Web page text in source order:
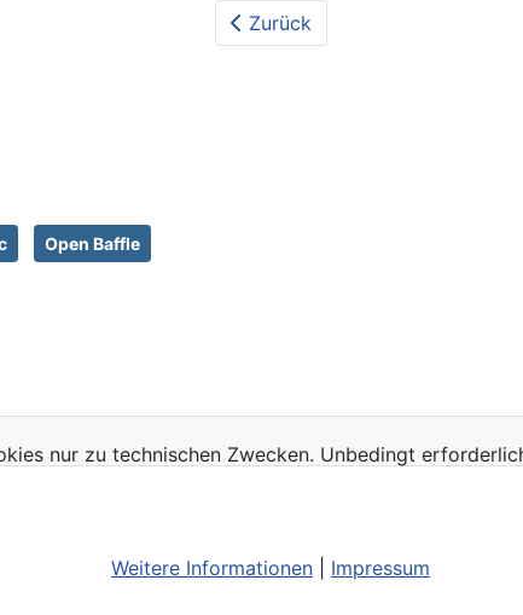
Zurück
Open Baffle
nur zu technischen Zwecken. Unbedingt
Weitere Informationen
Impressum